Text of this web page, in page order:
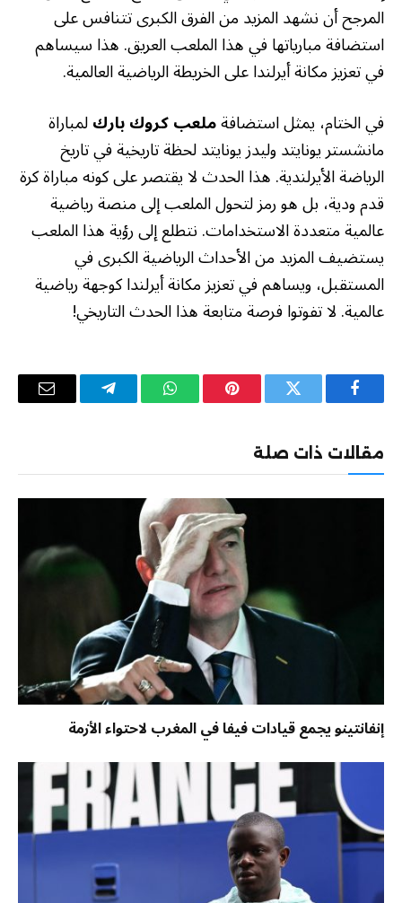
المرجح أن نشهد المزيد من الفرق الكبرى تتنافس على
استضافة مبارياتها في هذا الملعب العريق. هذا سيساهم
في تعزيز مكانة أيرلندا على الخريطة الرياضية العالمية.
في الختام، يمثل استضافةملعب كروك باركلمباراة
مانشستر يونايتد وليدز يونايتد لحظة تاريخية في تاريخ
الرياضة الأيرلندية. هذا الحدث لا يقتصر على كونه مباراة كرة
قدم ودية، بل هو رمز لتحول الملعب إلى منصة رياضية
عالمية متعددة الاستخدامات. نتطلع إلى رؤية هذا الملعب
يستضيف المزيد من الأحداث الرياضية الكبرى في
المستقبل، ويساهم في تعزيز مكانة أيرلندا كوجهة رياضية
عالمية. لا تفوتوا فرصة متابعة هذا الحدث التاريخي!
فيسبوك تويتر بينتيريستواتساب تيلقرام
البريد
مقالات ذات صلة
إنفانتينو يجمع قيادات فيفا في المغرب لاحتواء الأزمة